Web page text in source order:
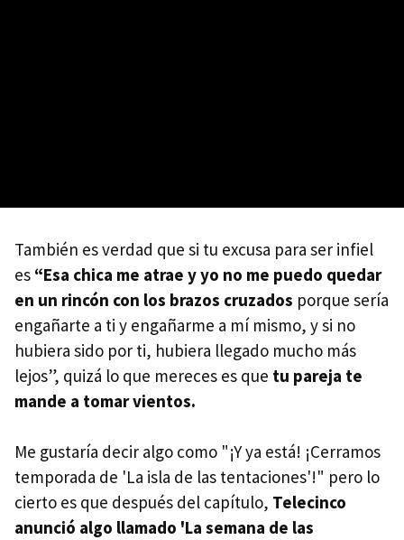
También es verdad que si tu excusa para ser infiel
es “Esa chica me atrae y yo no me puedo quedar
en un rincón con los brazos cruzados porque sería
engañarte a ti y engañarme a mí mismo, y si no
hubiera sido por ti, hubiera llegado mucho más
lejos”, quizá lo que mereces es que tu pareja te
mande a tomar vientos.
Me gustaría decir algo como "¡Y ya está! ¡Cerramos
temporada de 'La isla de las tentaciones'!" pero lo
cierto es que después del capítulo, Telecinco
anunció algo llamado 'La semana de las